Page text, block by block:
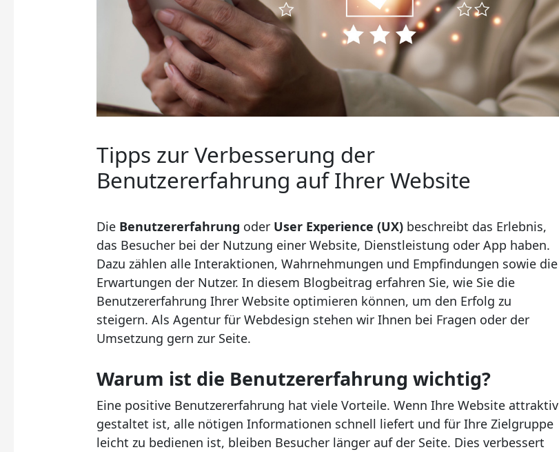
Tipps zur Verbesserung der
Benutzererfahrung auf Ihrer Website
Die Benutzererfahrung oder User Experience (UX) beschreibt das Erlebnis,
das Besucher bei der Nutzung einer Website, Dienstleistung oder App haben.
Dazu zählen alle Interaktionen, Wahrnehmungen und Empfindungen sowie die
Erwartungen der Nutzer. In diesem Blogbeitrag erfahren Sie, wie Sie die
Benutzererfahrung Ihrer Website optimieren können, um den Erfolg zu
steigern. Als Agentur für Webdesign stehen wir Ihnen bei Fragen oder der
Umsetzung gern zur Seite.
Warum ist die Benutzererfahrung wichtig?
Eine positive Benutzererfahrung hat viele Vorteile. Wenn Ihre Website attraktiv
gestaltet ist, alle nötigen Informationen schnell liefert und für Ihre Zielgruppe
leicht zu bedienen ist, bleiben Besucher länger auf der Seite. Dies verbessert